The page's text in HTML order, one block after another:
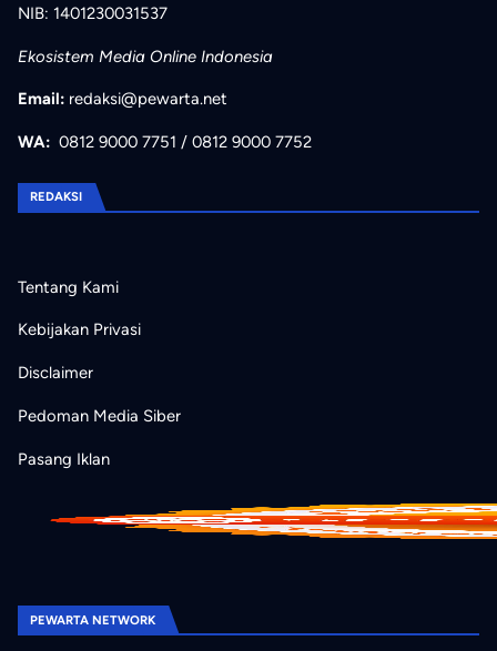
NIB: 1401230031537
Ekosistem Media Online Indonesia
Email: redaksi@pewarta.net
WA: 0812 9000 7751 / 0812 9000 7752
REDAKSI
Tentang Kami
Kebijakan Privasi
Disclaimer
Pedoman Media Siber
Pasang Iklan
PEWARTA NETWORK